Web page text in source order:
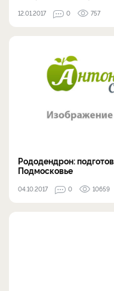
12.01.2017 0 757
Рододендрон:
Подмосковье
04.10.2017 0 10659